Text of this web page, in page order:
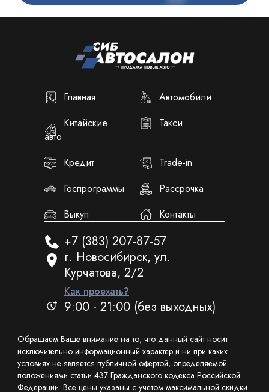
Главная
Автомобили
Китайские
авто
Такси
Кредит
Trade-in
Госпрограммы
Рассрочка
Выкуп
Контакты
+7 (383) 207-87-57
г. Новосибирск, ул.
Курчатова, 2/2
Как проехать?
9:00 - 21:00 (без выходных)
Обращаем Ваше внимание на то, что данный сайт носит
исключительно информационный характер и ни при каких
условиях не является публичной офертой, определяемой
положениями статьи 437 Гражданского кодекса Российской
Федерации. Все цены указаны с учетом максимальной скидки